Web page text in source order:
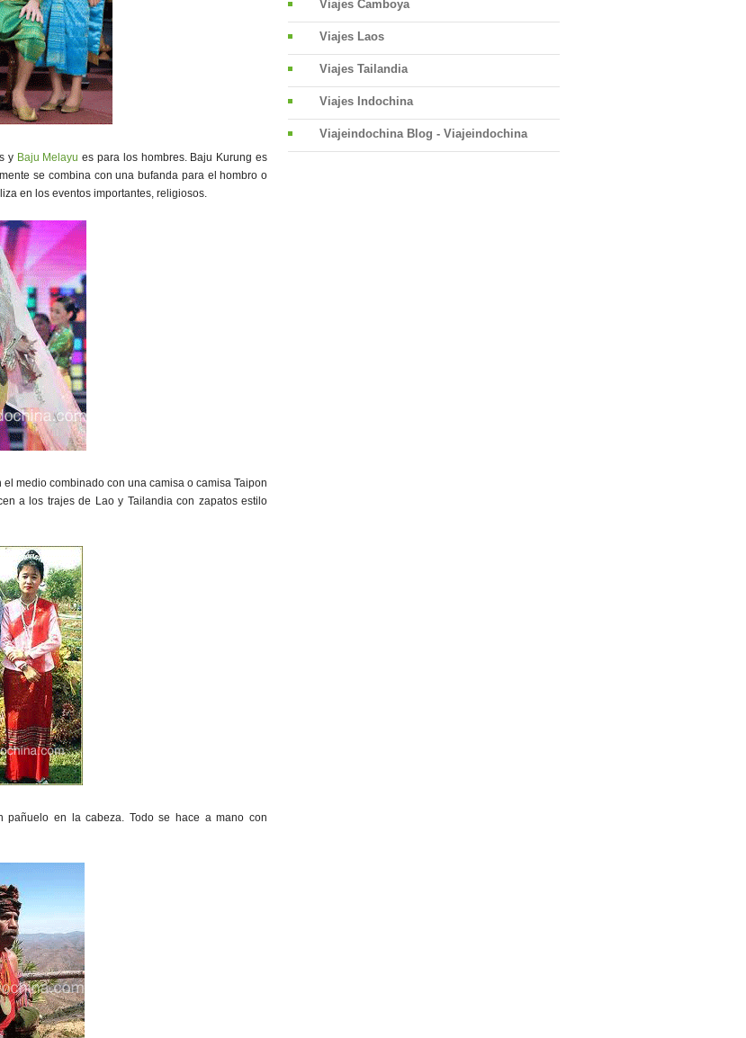
y Baju Melayu es para los hombres. Baju Kurung es
se combina con una bufanda para el hombro o
en los eventos importantes, religiosos.
medio combinado con una camisa o camisa Taipon
a los trajes de Lao y Tailandia con zapatos estilo
pañuelo en la cabeza. Todo se hace a mano con
Viajes Camboya
Viajes Laos
Viajes Tailandia
Viajes Indochina
Viajeindochina Blog - Viajeindochina